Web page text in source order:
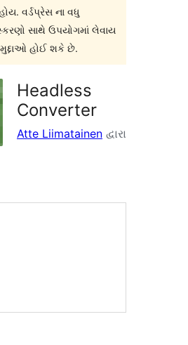
વર્ડપ્રેસ ના વધુ
સાથે ઉપયોગમાં લેવાય
હોઈ શકે છે.
Headless
Converter
Atte Liimatainen દ્વારા